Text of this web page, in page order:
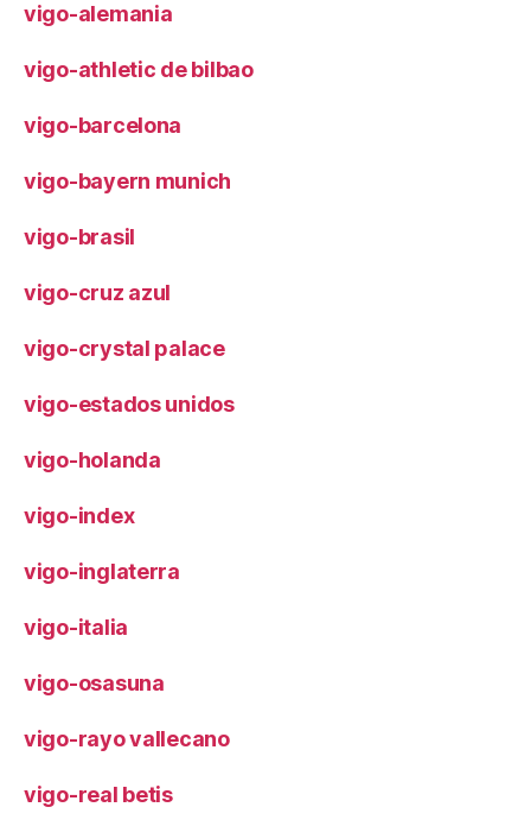
vigo-alemania
vigo-athletic de bilbao
vigo-barcelona
vigo-bayern munich
vigo-brasil
vigo-cruz azul
vigo-crystal palace
vigo-estados unidos
vigo-holanda
vigo-index
vigo-inglaterra
vigo-italia
vigo-osasuna
vigo-rayo vallecano
vigo-real betis